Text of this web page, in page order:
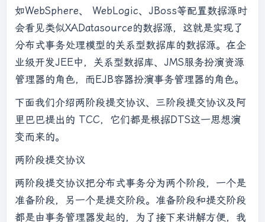
如WebSphere、 WebLogic、JBoss等配置数据源时
会看见类似XADatasource的数据源，这就是实现了
分布式事务处理模型的关系型数据库的数据源。在企
业级开发JEE中，关系型数据库、JMS服务扮演资源
管理器的角色，而EJB容器扮演事务管理器的角色。
下面我们介绍两阶段提交协议、三阶段提交协议及阿
里巴巴提出的 TCC，它们都是根据DTS这一思想演
变而来的。
两阶段提交协议
两阶段提交协议把分布式事务分为两个阶段，一个是
准备阶段，另一个是提交阶段。准备阶段和提交阶段
都是由事务管理器发起的，为了接下来讲解方便，我